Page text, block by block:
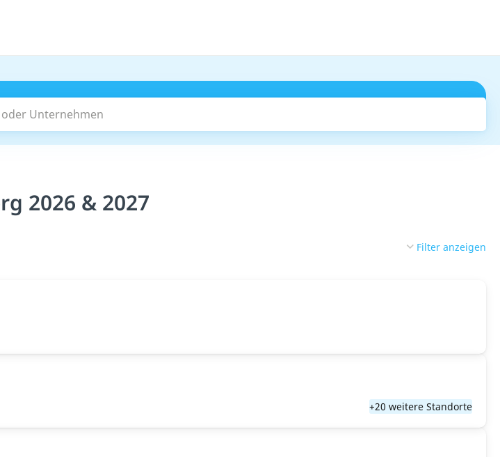
Unternehmen
2026 & 2027
Filter anzeigen
+20 weitere Standorte